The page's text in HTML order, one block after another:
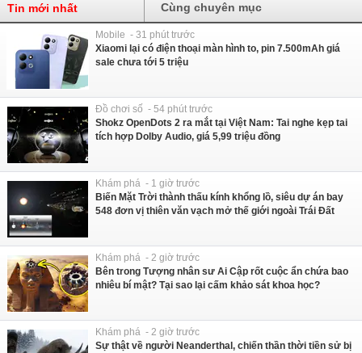
Tin mới nhất Cùng chuyên mục
Mobile - 31 phút trước
Xiaomi lại có điện thoại màn hình to, pin 7.500mAh giá
sale chưa tới 5 triệu
Đồ chơi số - 54 phút trước
Shokz OpenDots 2 ra mắt tại Việt Nam: Tai nghe kẹp tai
tích hợp Dolby Audio, giá 5,99 triệu đồng
Khám phá - 1 giờ trước
Biến Mặt Trời thành thấu kính khổng lồ, siêu dự án bay
548 đơn vị thiên văn vạch mở thế giới ngoài Trái Đất
Khám phá - 2 giờ trước
Bên trong Tượng nhân sư Ai Cập rốt cuộc ẩn chứa bao
nhiêu bí mật? Tại sao lại cấm khảo sát khoa học?
Khám phá - 2 giờ trước
Sự thật về người Neanderthal, chiến thần thời tiền sử bị